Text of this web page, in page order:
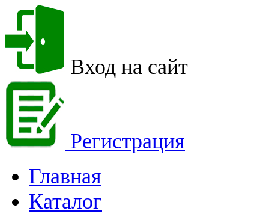
Вход на сайт
Регистрация
Главная
Каталог